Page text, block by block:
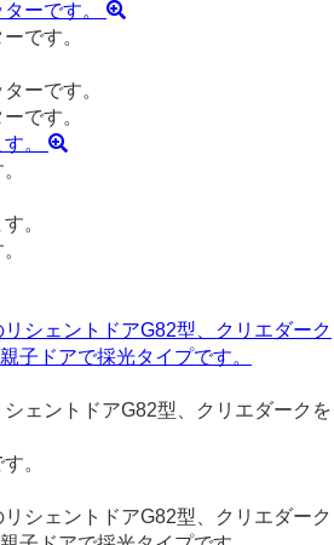
です。
です。
ェントドアG82型、クリエダークを
。